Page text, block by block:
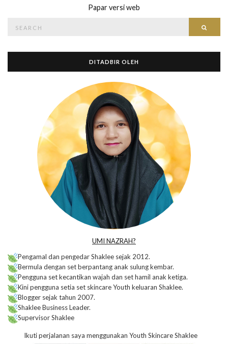
Papar versi web
for:
DITADBIR OLEH
UMI NAZRAH?
Pengamal dan pengedar Shaklee sejak 2012.
Bermula dengan set berpantang anak sulung kembar.
Pengguna set kecantikan wajah dan set hamil anak ketiga.
Kini pengguna setia set skincare Youth keluaran Shaklee.
Blogger sejak tahun 2007.
Shaklee Business Leader.
Supervisor Shaklee
Ikuti perjalanan saya menggunakan Youth Skincare Shaklee